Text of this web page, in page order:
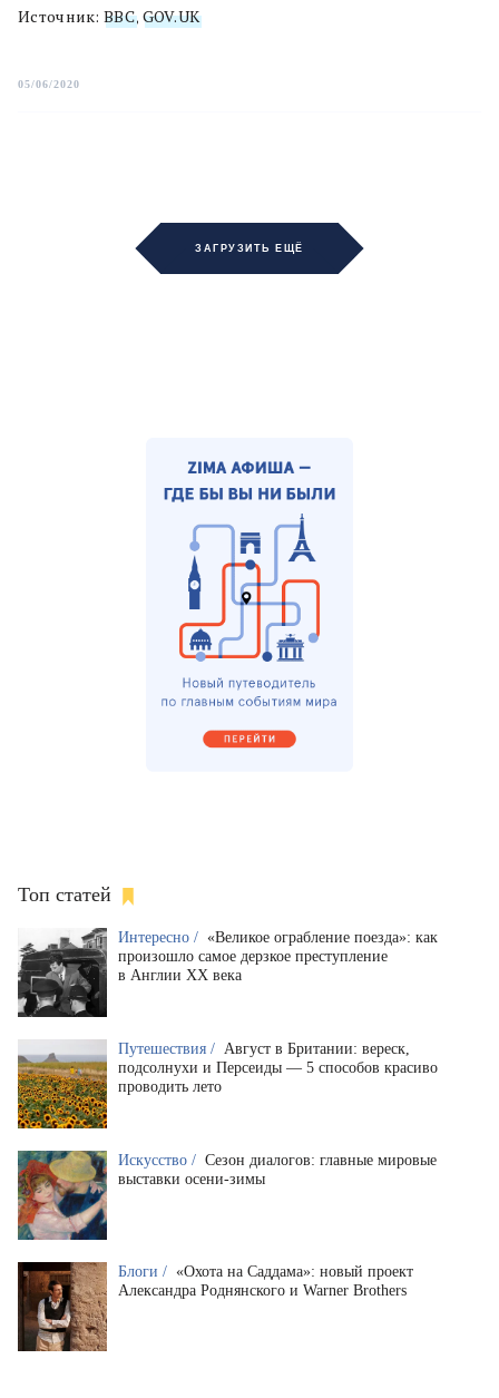
Источник: BBC, GOV.UK
05/06/2020
ЗАГРУЗИТЬ ЕЩЁ
Топ статей
Интересно / «Великое ограбление поезда»: как
произошло самое дерзкое преступление
в Англии XX века
Путешествия / Август в Британии: вереск,
подсолнухи и Персеиды — 5 способов красиво
проводить лето
Искусство / Сезон диалогов: главные мировые
выставки осени-зимы
Блоги / «Охота на Саддама»: новый проект
Александра Роднянского и Warner Brothers